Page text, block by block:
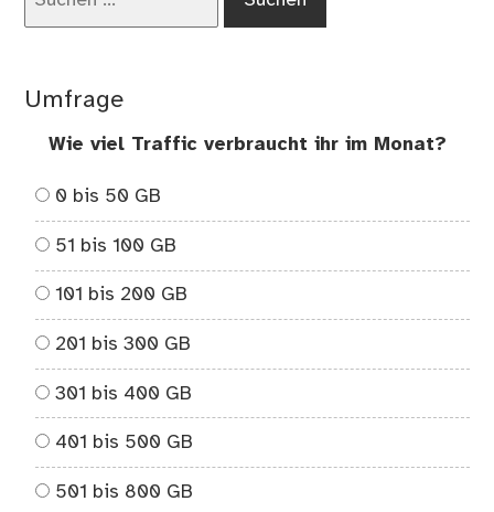
Umfrage
Wie viel Traffic verbraucht ihr im Monat?
0 bis 50 GB
51 bis 100 GB
101 bis 200 GB
201 bis 300 GB
301 bis 400 GB
401 bis 500 GB
501 bis 800 GB